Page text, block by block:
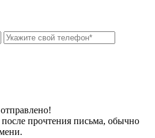
прочтения письма, обычно